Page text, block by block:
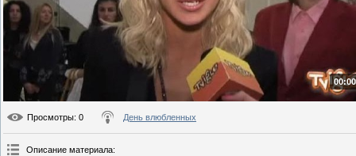
Просмотры: 0 День влюбленных
Описание материала: